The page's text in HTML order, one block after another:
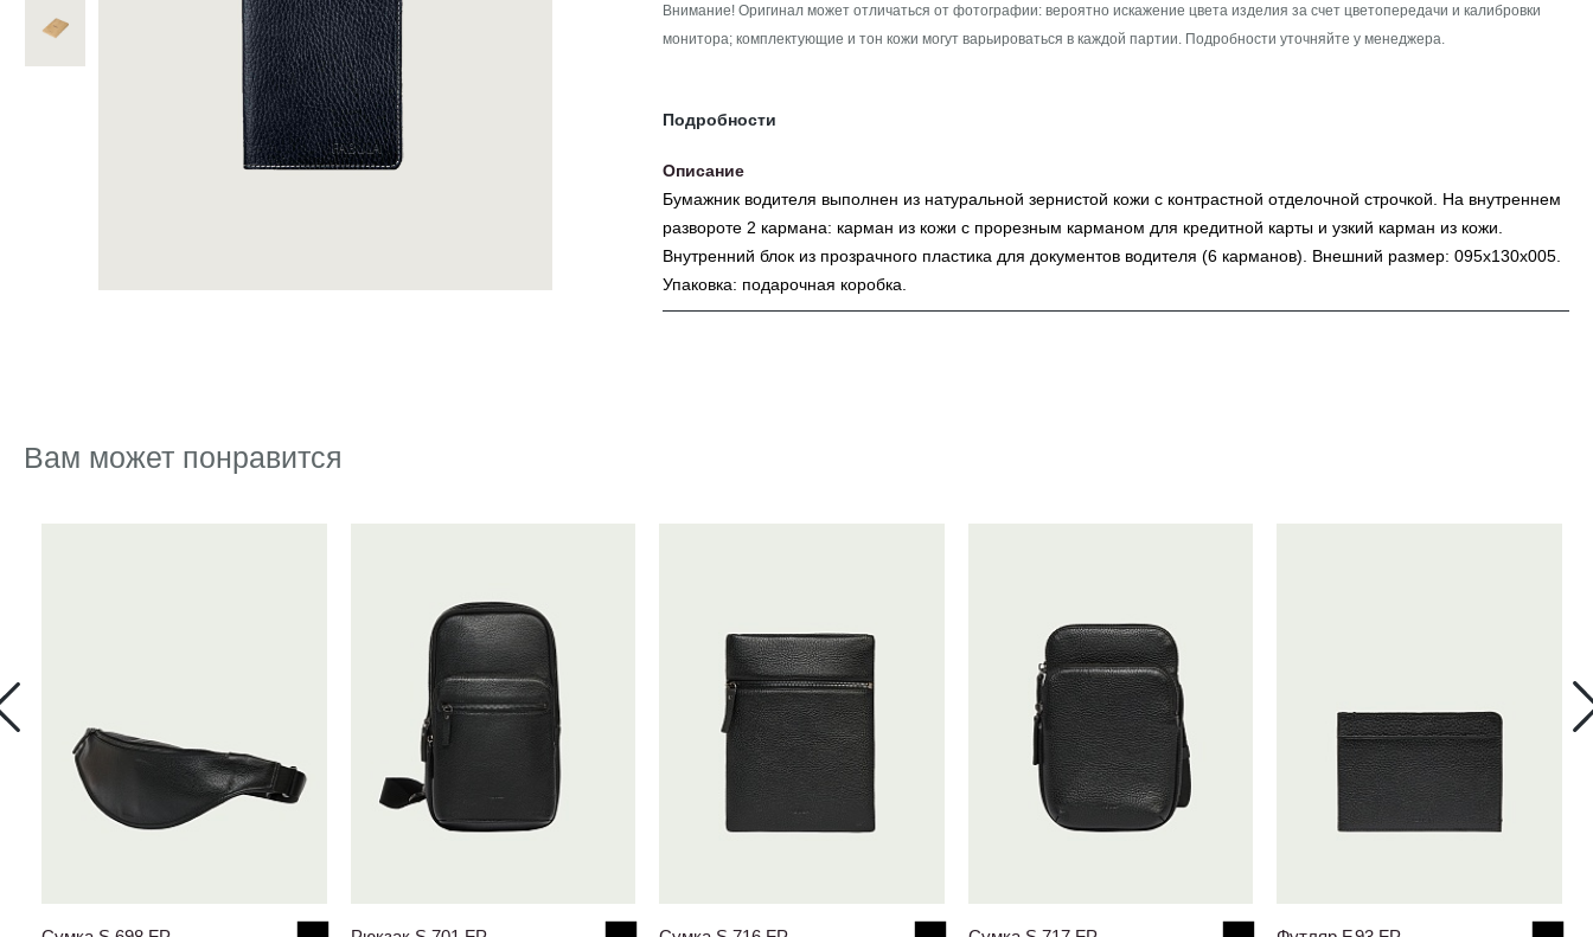
Внимание! Оригинал может отличаться от фотографии: вероятно искажение цвета изделия за счет цветопередачи и калибровки
монитора; комплектующие и тон кожи могут варьироваться в каждой партии. Подробности уточняйте у менеджера.
Подробности
Описание
Бумажник водителя выполнен из натуральной зернистой кожи с контрастной отделочной строчкой. На внутреннем
развороте 2 кармана: карман из кожи с прорезным карманом для кредитной карты и узкий карман из кожи.
Внутренний блок из прозрачного пластика для документов водителя (6 карманов). Внешний размер: 095х130х005.
Упаковка: подарочная коробка.
Вам может понравится